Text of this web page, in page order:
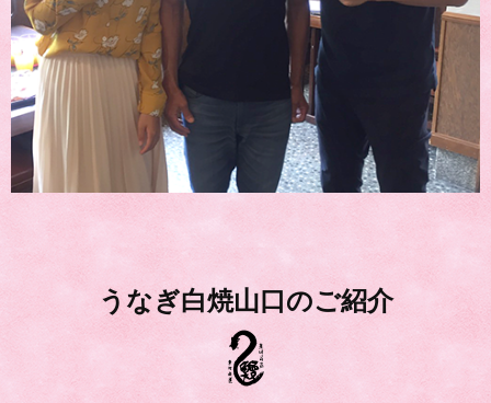
うなぎ白焼山口のご紹介